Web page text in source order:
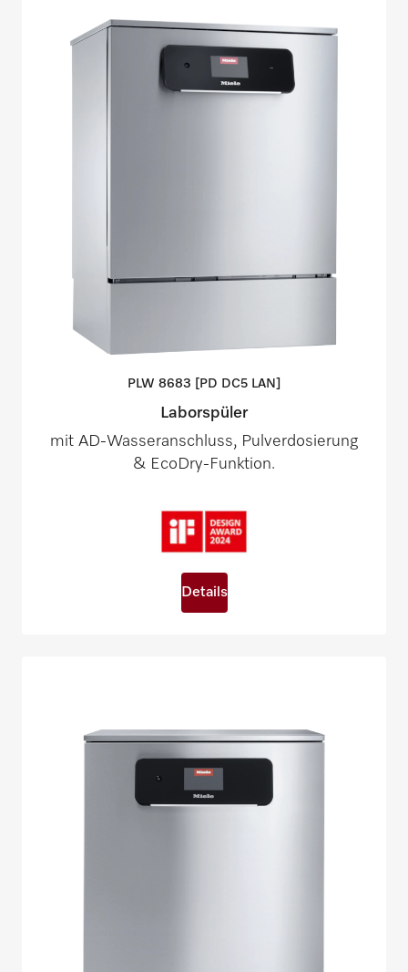
PLW 8683 [PD DC5 LAN]
Laborspüler
mit AD-Wasseranschluss, Pulverdosierung
& EcoDry-Funktion.
Details